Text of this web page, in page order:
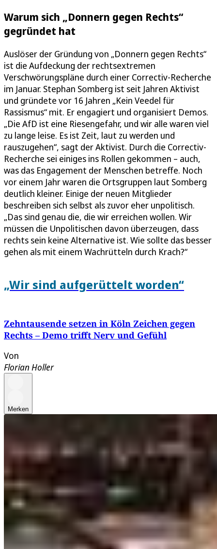
Warum sich „Donnern gegen Rechts“
gegründet hat
Auslöser der Gründung von „Donnern gegen Rechts“
ist die Aufdeckung der rechtsextremen
Verschwörungspläne durch einer Correctiv-Recherche
im Januar. Stephan Somberg ist seit Jahren Aktivist
und gründete vor 16 Jahren „Kein Veedel für
Rassismus“ mit. Er engagiert und organisiert Demos.
„Die AfD ist eine Riesengefahr, und wir alle waren viel
zu lange leise. Es ist Zeit, laut zu werden und
rauszugehen“, sagt der Aktivist. Durch die Correctiv-
Recherche sei einiges ins Rollen gekommen – auch,
was das Engagement der Menschen betreffe. Noch
vor einem Jahr waren die Ortsgruppen laut Somberg
deutlich kleiner. Einige der neuen Mitglieder
beschreiben sich selbst als zuvor eher unpolitisch.
„Das sind genau die, die wir erreichen wollen. Wir
müssen die Unpolitischen davon überzeugen, dass
rechts sein keine Alternative ist. Wie sollte das besser
gehen als mit einem Wachrütteln durch Krach?“
„Wir sind aufgerüttelt worden“
Zehntausende setzen in Köln Zeichen gegen
Rechts – Demo trifft Nerv und Gefühl
Von
Florian Holler
Merken